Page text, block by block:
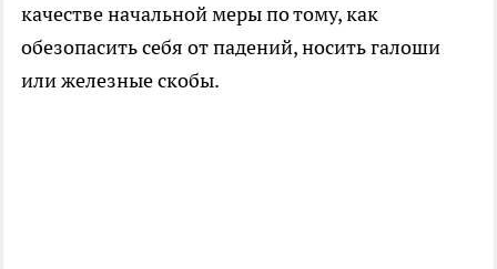
качестве начальной меры по тому, как
обезопасить себя от падений, носить галоши
или железные скобы.